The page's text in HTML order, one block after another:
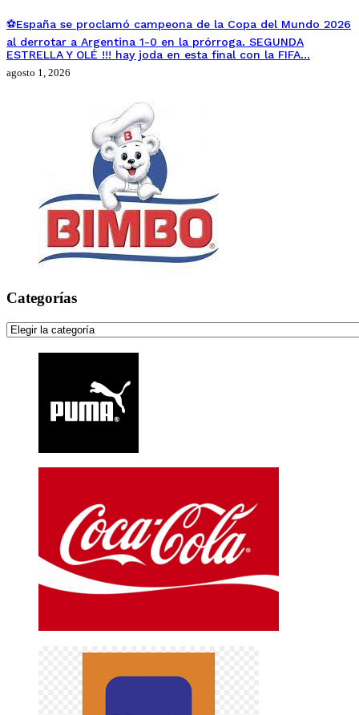
⚽España se proclamó campeona de la Copa del Mundo 2026
al derrotar a Argentina 1-0 en la prórroga. SEGUNDA
ESTRELLA Y OLÉ !!! hay joda en esta final con la FIFA…
agosto 1, 2026
Categorías
Categorías